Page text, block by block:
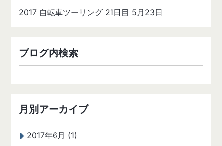
2017 自転車ツーリング 21日目 5月23日
ブログ内検索
月別アーカイブ
2017年6月 (1)